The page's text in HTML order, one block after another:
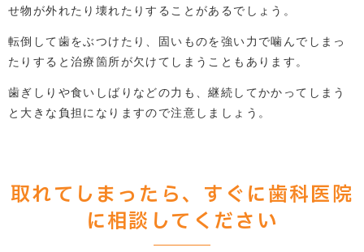
せ物が外れたり壊れたりすることがあるでしょう。
転倒して歯をぶつけたり、固いものを強い力で噛んでしまっ
たりすると治療箇所が欠けてしまうこともあります。
歯ぎしりや食いしばりなどの力も、継続してかかってしまう
と大きな負担になりますので注意しましょう。
取れてしまったら、すぐに歯科医院
に相談してください